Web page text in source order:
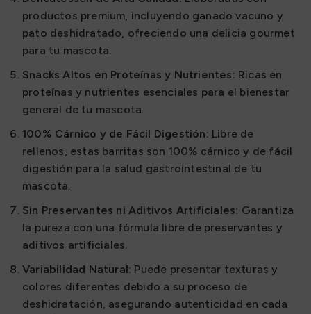
productos premium, incluyendo ganado vacuno y
pato deshidratado, ofreciendo una delicia gourmet
para tu mascota.
Snacks Altos en Proteínas y Nutrientes: Ricas en
proteínas y nutrientes esenciales para el bienestar
general de tu mascota.
100% Cárnico y de Fácil Digestión: Libre de
rellenos, estas barritas son 100% cárnico y de fácil
digestión para la salud gastrointestinal de tu
mascota.
Sin Preservantes ni Aditivos Artificiales: Garantiza
la pureza con una fórmula libre de preservantes y
aditivos artificiales.
Variabilidad Natural: Puede presentar texturas y
colores diferentes debido a su proceso de
deshidratación, asegurando autenticidad en cada